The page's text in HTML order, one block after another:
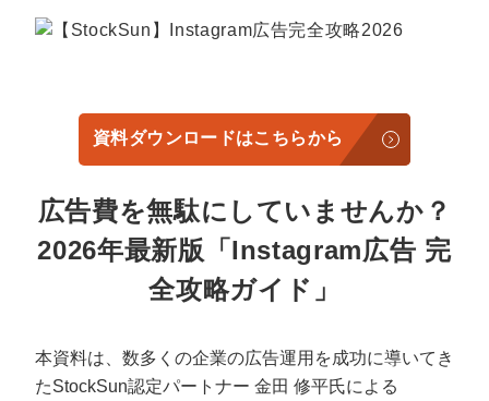
コンサルタント一覧
社内コンペ
定額制Webマーケティング代行『マキトルく
定額制採用代行・RPO『トルトルくん』
営業改善特化の動画制作『動画でカリトルく
定額LINE運用代行『LINEマキトルくん』
オリジナルサービス
拡散付1日密着動画制作『まるごと社長』
定額制LP制作・改善『最強LP』
採用YouTubeチャンネル構築『トリトル』
お役立ち資料
オンラインサロン
道場TOP
エンジニア
年収エージェント
会社概要・役員紹介
代表メッセージ（岩野圭佑）
資料ダウンロードはこちらから
広告費を無駄にしていませんか？
2026年最新版「Instagram広告 完
全攻略ガイド」
本資料は、数多くの企業の広告運用を成功に導いてき
たStockSun認定パートナー 金田 修平氏による